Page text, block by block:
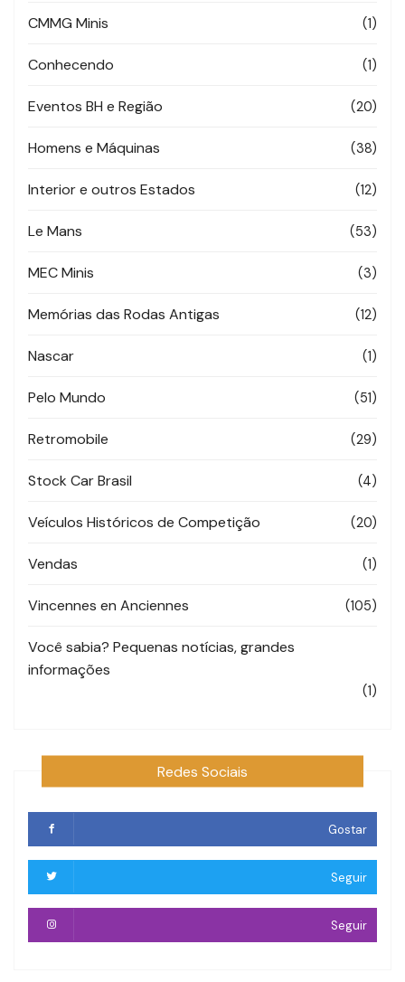
CMMG Minis (1)
Conhecendo (1)
Eventos BH e Região (20)
Homens e Máquinas (38)
Interior e outros Estados (12)
Le Mans (53)
MEC Minis (3)
Memórias das Rodas Antigas (12)
Nascar (1)
Pelo Mundo (51)
Retromobile (29)
Stock Car Brasil (4)
Veículos Históricos de Competição (20)
Vendas (1)
Vincennes en Anciennes (105)
Você sabia? Pequenas notícias, grandes
informações
(1)
Redes Sociais
Gostar
Seguir
Seguir